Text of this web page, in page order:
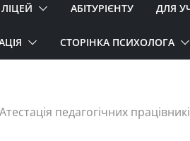
АБІТУРІЄНТУ ДЛЯ
СТОРІНКА ПСИХОЛОГА
Атестація педагогічних